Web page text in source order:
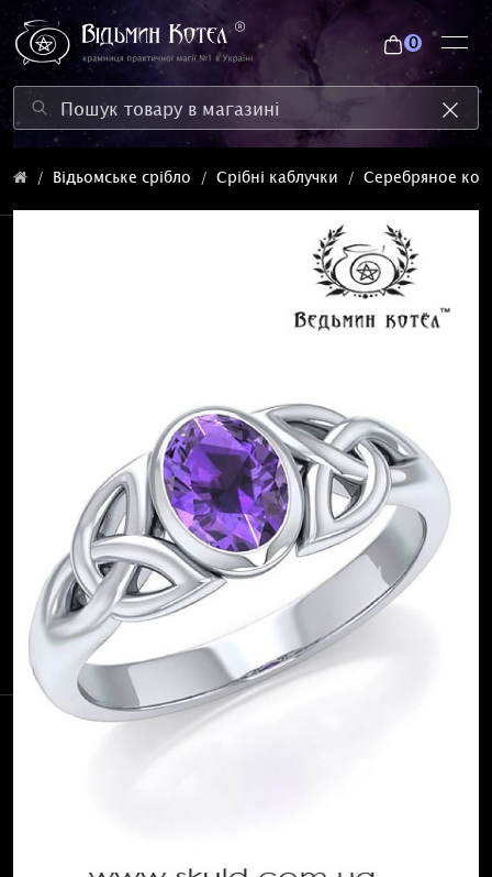
0
Відьомське срібло Срібні каблучки Серебряное